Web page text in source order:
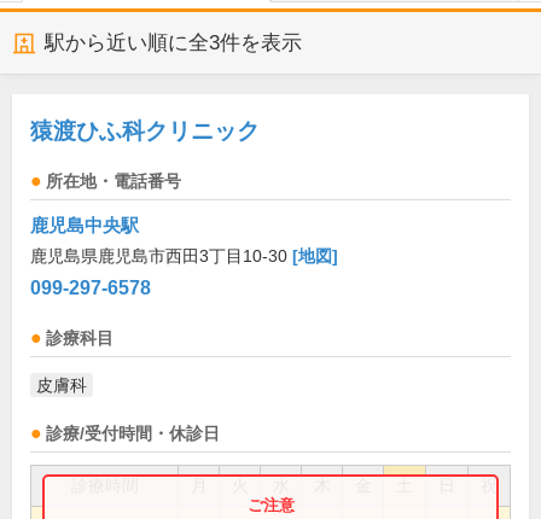
駅から近い順に全3件を表示
猿渡ひふ科クリニック
所在地・電話番号
鹿児島中央駅
鹿児島県鹿児島市西田3丁目10-30 [地図]
099-297-6578
診療科目
皮膚科
診療/受付時間・休診日
祝